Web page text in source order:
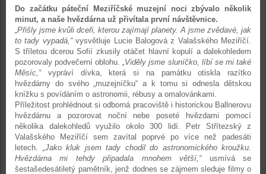
Do začátku páteční Meziříčské muzejní noci zbývalo několik
minut, a naše hvězdárna už přivítala první návštěvnice.
„Přišly jsme kvůli dceři, kterou zajímají planety. A jsme zvědavé, jak
to tady vypadá,“vysvětluje Lucie Balogová z Valašského Meziříčí.
S tříletou dcerou Sofií zkusily otáčet hlavní kopulí a dalekohledem
pozorovaly podvečerní oblohu. „Viděly jsme sluníčko, líbí se mi také
Měsíc,“ vypráví dívka, která si na památku otiskla razítko
hvězdárny do svého „muzejníčku“ a k tomu si odnesla dětskou
knížku s povídáním o astronomii, rébusy a omalovánkami.
Příležitost prohlédnout si odborná pracoviště i historickou Ballnerovu
hvězdárnu a pozorovat noční nebe poseté hvězdami pomocí
několika dalekohledů využilo okolo 300 lidí. Petr Střítezský z
Valašského Meziříčí sem zavítal poprvé po více než padesáti
letech. „Jako kluk jsem tady chodil do astronomického kroužku.
Hvězdárna mi tehdy připadala mnohem větší,“ usmívá se
šestašedesátiletý pamětník, jenž dodnes se zájmem sleduje filmy o